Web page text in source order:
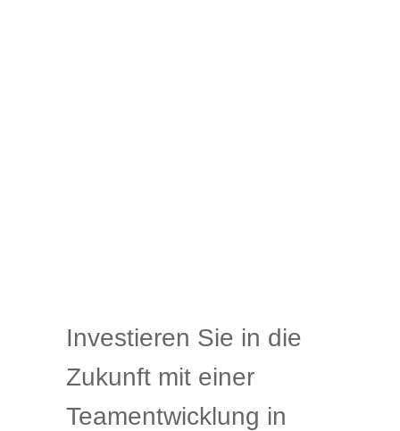
Investieren Sie in die
Zukunft mit einer
Teamentwicklung in